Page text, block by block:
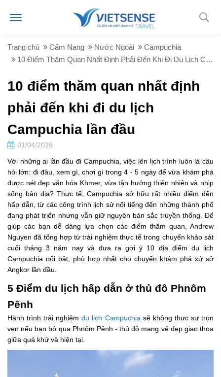
Trang chủ Cẩm Nang Nước Ngoài
Campuchia
10 Điểm Thăm Quan Nhất Định Phải Đến Khi Đi Du Lịch Campuchia Lần Đầu
10 điểm thăm quan nhất định
phải đến khi đi du lịch
Campuchia lần đầu
01/04/2026
Với những ai lần đầu đi Campuchia, việc lên lịch trình luôn là câu
hỏi lớn: đi đâu, xem gì, chơi gì trong 4 - 5 ngày để vừa khám phá
được nét đẹp văn hóa Khmer, vừa tận hưởng thiên nhiên và nhịp
sống bản địa? Thực tế, Campuchia sở hữu rất nhiều điểm đến
hấp dẫn, từ các công trình lịch sử nổi tiếng đến những thành phố
đang phát triển nhưng vẫn giữ nguyên bản sắc truyền thống. Để
giúp các bạn dễ dàng lựa chọn các điểm thăm quan, Andrew
Nguyen đã tổng hợp từ trải nghiệm thực tế trong chuyến khảo sát
cuối tháng 3 năm nay và đưa ra gợi ý 10 địa điểm du lịch
Campuchia nổi bật, phù hợp nhất cho chuyến khám phá xứ sở
Angkor lần đầu.
5 Điểm du lịch hấp dẫn ở thủ đô Phnôm
Pênh
Hành trình trải nghiệmdu lịch Campuchia sẽ không thực sự trọn
vẹn nếu bạn bỏ qua Phnôm Pênh - thủ đô mang vẻ đẹp giao thoa
giữa quá khứ và hiện tại.